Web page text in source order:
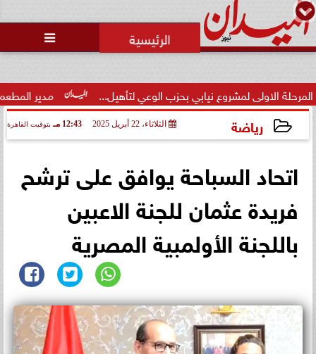

مدير المطعم عن واقعة منع سيدة من بحزب الوعي لتأهيل...
رياضة الثلاثاء، 22 أبريل 2025 12:43 مـ بتوقيت القاهرة
اتحاد السباحة يوافق على ترشح
فريدة عثمان للجنة الاعبين
باللجنة الأولمبية المصرية
وزارة الداخلية تفتح باب التقديم
لحج القرعة 2027.. اعرف الشروط